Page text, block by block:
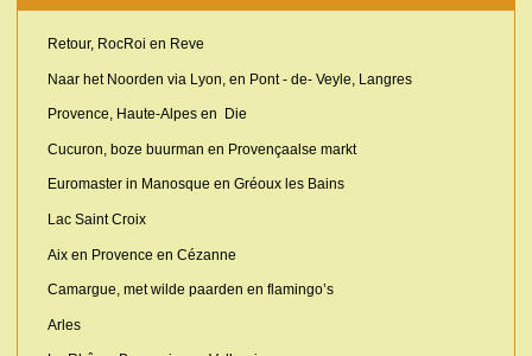
Retour, RocRoi en Reve
Naar het Noorden via Lyon, en Pont - de- Veyle, Langres
Provence, Haute-Alpes en Die
Cucuron, boze buurman en Provençaalse markt
Euromaster in Manosque en Gréoux les Bains
Lac Saint Croix
Aix en Provence en Cézanne
Camargue, met wilde paarden en flamingo’s
Arles